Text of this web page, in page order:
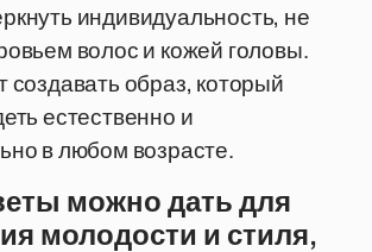
индивидуальность, не
волос и кожей головы.
создавать образ, который
естественно и
в любом возрасте.
можно дать для
молодости и стиля,